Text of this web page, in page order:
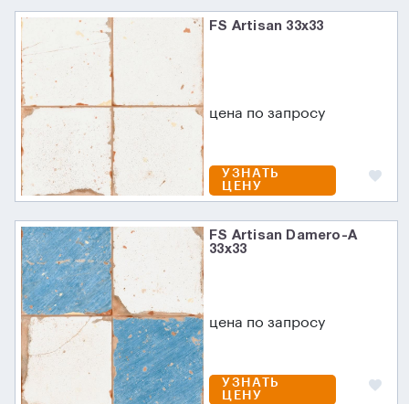
FS Artisan 33x33
цена по запросу
УЗНАТЬ
ЦЕНУ
FS Artisan Damero-A
33х33
цена по запросу
УЗНАТЬ
ЦЕНУ